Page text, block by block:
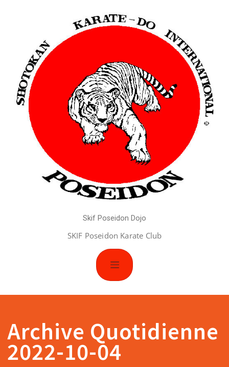
Skif Poseidon Dojo
SKIF Poseidon Karate Club
Archive Quotidienne
2022-10-04